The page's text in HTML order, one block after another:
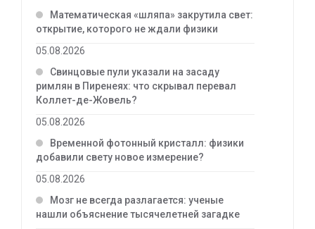
Математическая «шляпа» закрутила свет:
открытие, которого не ждали физики
05.08.2026
Свинцовые пули указали на засаду
римлян в Пиренеях: что скрывал перевал
Коллет-де-Жовель?
05.08.2026
Временной фотонный кристалл: физики
добавили свету новое измерение?
05.08.2026
Мозг не всегда разлагается: ученые
нашли объяснение тысячелетней загадке